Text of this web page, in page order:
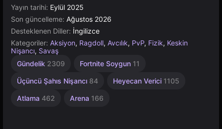
Yayın tarihi: Eylül 2025
Son güncelleme: Ağustos 2026
Desteklenen Diller: İngilizce
Kategoriler: Aksiyon, Ragdoll, Avcılık, PvP, Fizik, Keskin
Nişancı, Savaş
Gündelik 2309 Fortnite Soygun 11
Üçüncü Şahıs Nişancı 84 Heyecan Verici 1105
Atlama 462 Arena 166
Dövüş
Çeviklik
Gangster
Asker